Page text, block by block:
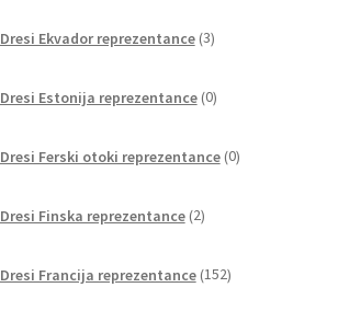
Dresi Ekvador reprezentance 3izdelki
Dresi Estonija reprezentance 0izdelkov
Dresi Ferski otoki reprezentance 0izdelkov
Dresi Finska reprezentance 2izdelka
Dresi Francija reprezentance 152izdelkov